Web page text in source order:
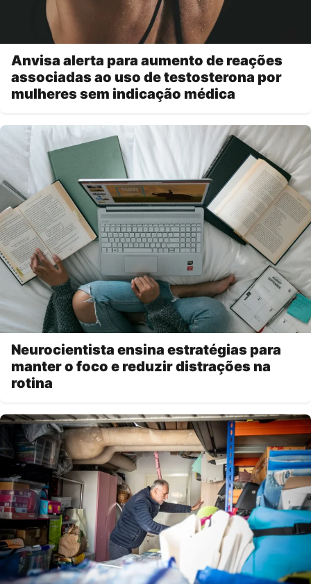
Anvisa alerta para aumento de reações
associadas ao uso de testosterona por
mulheres sem indicação médica
Neurocientista ensina estratégias para
manter o foco e reduzir distrações na
rotina